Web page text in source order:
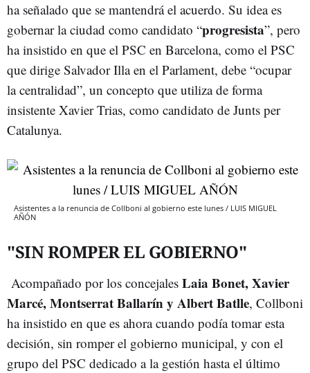
ha señalado que se mantendrá el acuerdo. Su idea es
gobernar la ciudad como candidato “progresista”, pero
ha insistido en que el PSC en Barcelona, como el PSC
que dirige Salvador Illa en el Parlament, debe “ocupar
la centralidad”, un concepto que utiliza de forma
insistente Xavier Trias, como candidato de Junts per
Catalunya.
Asistentes a la renuncia de Collboni al gobierno este lunes / LUIS MIGUEL
AÑÓN
"SIN ROMPER EL GOBIERNO"
Acompañado por los concejales Laia Bonet, Xavier
Marcé, Montserrat Ballarín y Albert Batlle, Collboni
ha insistido en que es ahora cuando podía tomar esta
decisión, sin romper el gobierno municipal, y con el
grupo del PSC dedicado a la gestión hasta el último